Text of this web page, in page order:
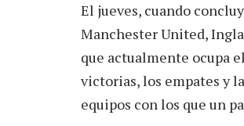
El jueves, cuando
Manchester United,
que actualmente ocupa
victorias, los empates y
equipos con los que un